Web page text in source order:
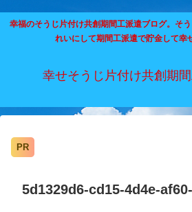
幸福のそうじ片付け共創期間工派遣ブログ。そ
れいにして期間工派遣で貯金して幸
幸せそうじ片付け共創期
PR
5d1329d6-cd15-4d4e-